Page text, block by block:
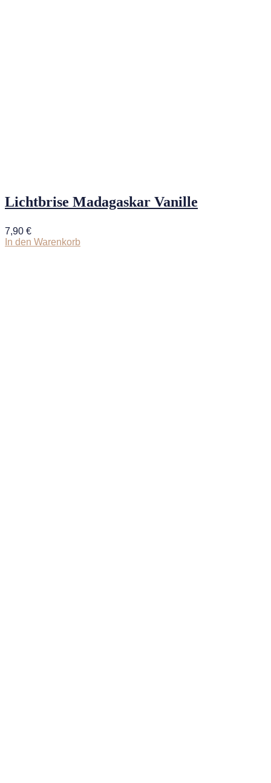
Lichtbrise Madagaskar Vanille
7,90 €
In den Warenkorb